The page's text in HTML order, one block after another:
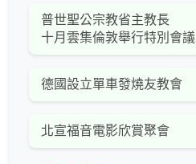
普世聖公宗教省主教長
十月雲集倫敦舉行特別會議
德國設立單車發燒友教會
北宣福音電影欣賞聚會